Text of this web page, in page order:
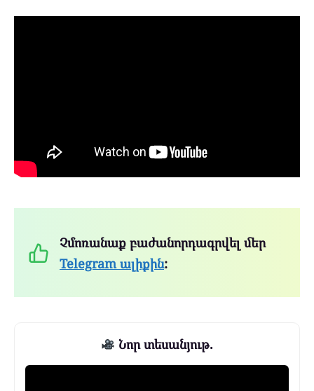
Չմոռանաք բաժանորդագրվել մեր
Telegram ալիքին:
Նոր տեսանյութ.